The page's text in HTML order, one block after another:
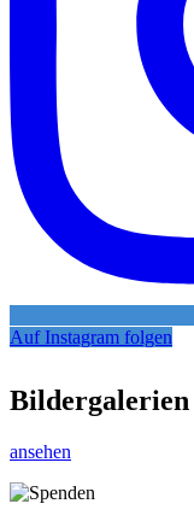
Auf Instagram folgen
Bildergalerien
ansehen